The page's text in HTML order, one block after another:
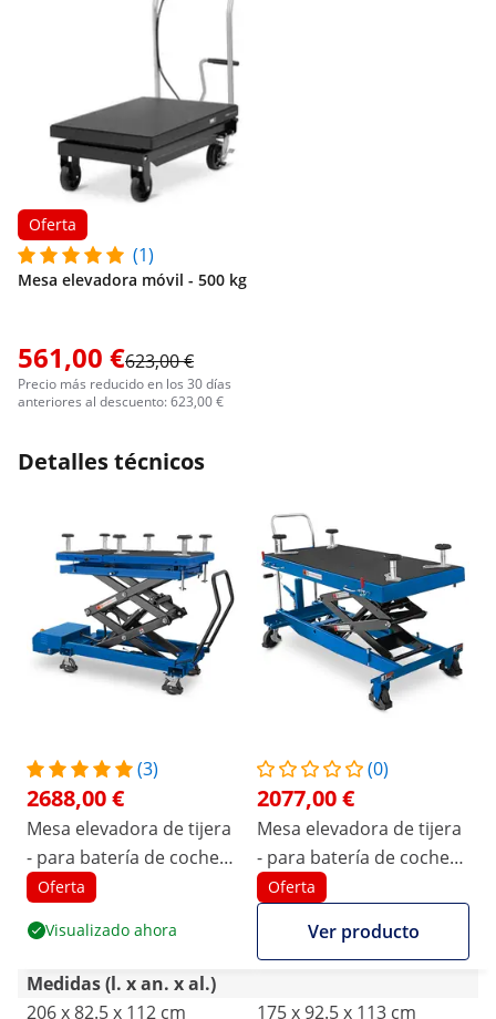
Oferta
(1)
Mesa elevadora móvil - 500 kg
561,00 €623,00 €
Precio más reducido en los 30 días
anteriores al descuento: 623,00 €
Detalles técnicos
(3)
2688,00 €
Mesa elevadora de tijera
- para batería de coche
EVA - con ruedas - 750 W
Oferta
Visualizado ahora
(0)
2077,00 €
Mesa elevadora de tijera
- para batería de coche
EVA - con ruedas - hasta
1000 kg
Oferta
Ver producto
Medidas (l. x an. x al.)
206 x 82.5 x 112 cm
175 x 92.5 x 113 cm